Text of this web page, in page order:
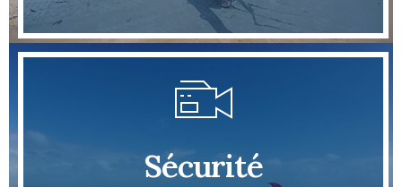
Sécurité